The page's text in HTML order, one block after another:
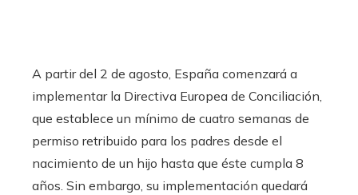
A partir del 2 de agosto, España comenzará a
implementar la Directiva Europea de Conciliación,
que establece un mínimo de cuatro semanas de
permiso retribuido para los padres desde el
nacimiento de un hijo hasta que éste cumpla 8
años. Sin embargo, su implementación quedará